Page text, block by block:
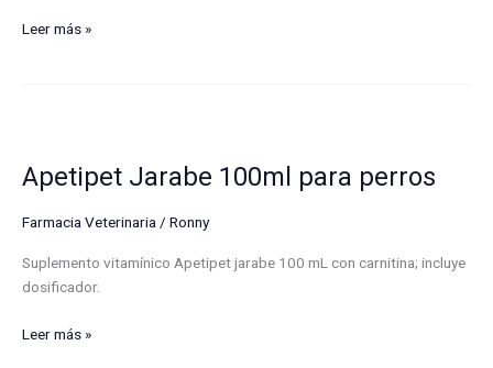
Leer más »
Apetipet Jarabe 100ml para perros
Farmacia Veterinaria / Ronny
Suplemento vitamínico Apetipet jarabe 100 mL con carnitina; incluye
dosificador.
100ml
perros
Leer más »